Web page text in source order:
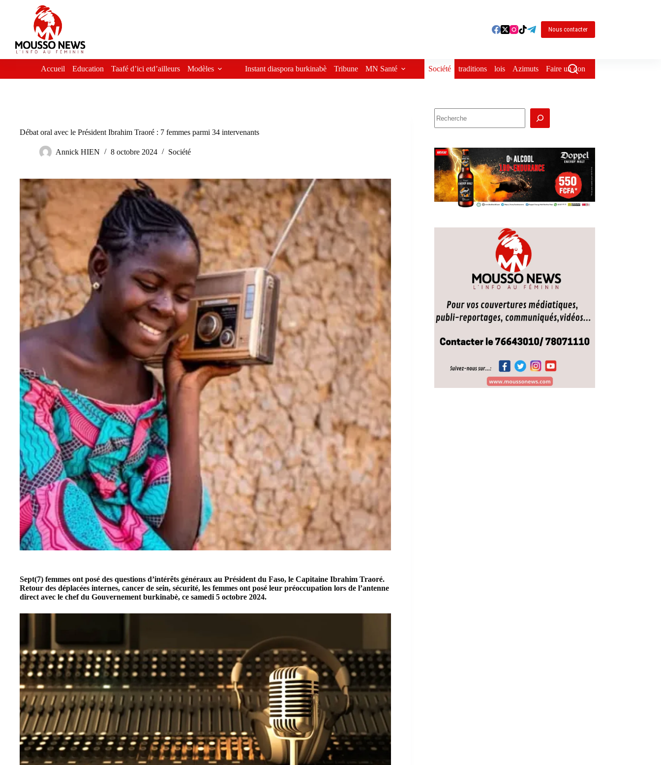
Nous contacter
Accueil Education Taafé d’ici etd’ailleurs Modèles Instant diaspora burkinabè Tribune MN Santé Société traditions lois Azimuts Faire un don
Débat oral avec le Président Ibrahim Traoré : 7 femmes parmi 34 intervenants
Annick HIEN 8 octobre 2024 Société
Sept(7) femmes ont posé des questions d’intérêts généraux au Président du Faso, le Capitaine Ibrahim Traoré.
Retour des déplacées internes, cancer de sein, sécurité, les femmes ont posé leur préoccupation lors de l’antenne
direct avec le chef du Gouvernement burkinabè, ce samedi 5 octobre 2024.